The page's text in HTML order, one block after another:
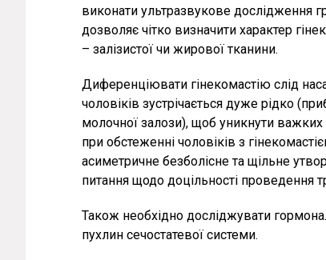
виконати ультразвукове дослідження
дозволяє чітко визначити характер
– залізистої чи жирової тканини.
Диференціювати гінекомастію слід
чоловіків зустрічається дуже рідко
молочної залози), щоб уникнути важких
при обстеженні чоловіків з
асиметричне безболісне та щільне
питання щодо доцільності проведення
Також необхідно досліджувати
пухлин сечостатевої системи.